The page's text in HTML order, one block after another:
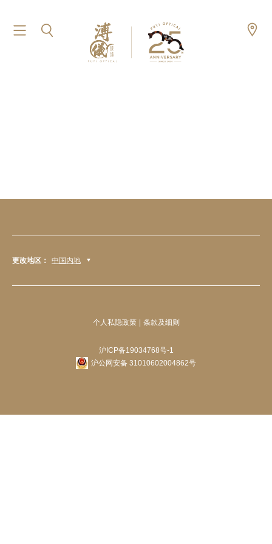
更改地区： 中国内地
个人私隐政策 条款及细则
沪ICP备19034768号-1
沪公网安备 31010602004862号